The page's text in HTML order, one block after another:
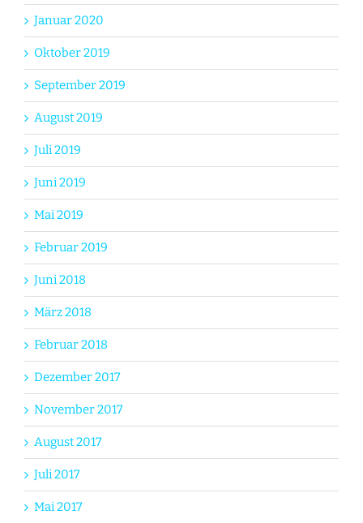
Januar 2020
Oktober 2019
September 2019
August 2019
Juli 2019
Juni 2019
Mai 2019
Februar 2019
Juni 2018
März 2018
Februar 2018
Dezember 2017
November 2017
August 2017
Juli 2017
Mai 2017